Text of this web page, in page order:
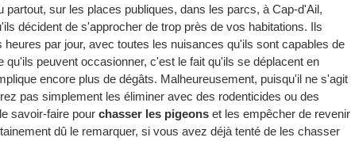
sur les places publiques, dans les parcs, à Cap-d'Ail,
décident de s'approcher de trop près de vos habitations. Ils
par jour, avec toutes les nuisances qu'ils sont capables de
peuvent occasionner, c'est le fait qu'ils se déplacent en
encore plus de dégâts. Malheureusement, puisqu'il ne s'agit
pas simplement les éliminer avec des rodenticides ou des
savoir-faire pour chasser les pigeons et les empêcher de revenir
dû le remarquer, si vous avez déjà tenté de les chasser